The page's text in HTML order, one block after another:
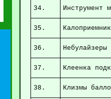
34.
35.
36.
37. Клеенка
38. Клизмы